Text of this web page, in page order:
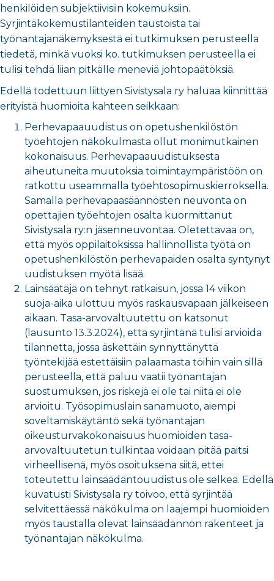
henkilöiden subjektiivisiin kokemuksiin.
Syrjintäkokemustilanteiden taustoista tai
työnantajanäkemyksestä ei tutkimuksen perusteella
tiedetä, minkä vuoksi ko. tutkimuksen perusteella ei
tulisi tehdä liian pitkälle meneviä johtopäätöksiä.
Edellä todettuun liittyen Sivistysala ry haluaa kiinnittää
erityistä huomioita kahteen seikkaan:
Perhevapaauudistus on opetushenkilöstön
työehtojen näkökulmasta ollut monimutkainen
kokonaisuus. Perhevapaauudistuksesta
aiheutuneita muutoksia toimintaympäristöön on
ratkottu useammalla työehtosopimuskierroksella.
Samalla perhevapaasäännösten neuvonta on
opettajien työehtojen osalta kuormittanut
Sivistysala ry:n jäsenneuvontaa. Oletettavaa on,
että myös oppilaitoksissa hallinnollista työtä on
opetushenkilöstön perhevapaiden osalta syntynyt
uudistuksen myötä lisää.
Lainsäätäjä on tehnyt ratkaisun, jossa 14 viikon
suoja-aika ulottuu myös raskausvapaan jälkeiseen
aikaan. Tasa-arvovaltuutettu on katsonut
(lausunto 13.3.2024), että syrjintänä tulisi arvioida
tilannetta, jossa äskettäin synnyttänyttä
työntekijää estettäisiin palaamasta töihin vain sillä
perusteella, että paluu vaatii työnantajan
suostumuksen, jos riskejä ei ole tai niitä ei ole
arvioitu. Työsopimuslain sanamuoto, aiempi
soveltamiskäytäntö sekä työnantajan
oikeusturvakokonaisuus huomioiden tasa-
arvovaltuutetun tulkintaa voidaan pitää paitsi
virheellisenä, myös osoituksena siitä, ettei
toteutettu lainsäädäntöuudistus ole selkeä. Edellä
kuvatusti Sivistysala ry toivoo, että syrjintää
selvitettäessä näkökulma on laajempi huomioiden
myös taustalla olevat lainsäädännön rakenteet ja
työnantajan näkökulma.